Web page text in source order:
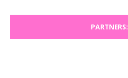
PARTNERS: